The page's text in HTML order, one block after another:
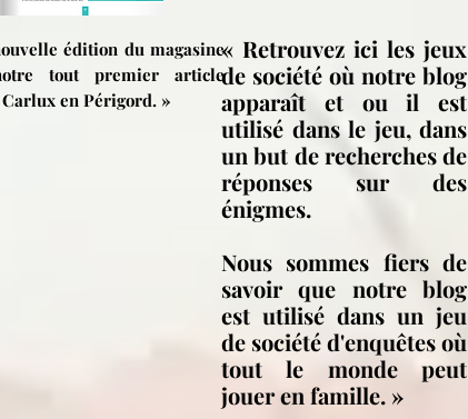
édition du magasine
tout premier article
en Périgord. »
« Retrouvez ici les jeux
de société où notre blog
apparaît et ou il est
utilisé dans le jeu, dans
un but de recherches de
réponses sur des
énigmes.
Nous sommes fiers de
savoir que notre blog
est utilisé dans un jeu
de société d'enquêtes où
tout le monde peut
jouer en famille. »